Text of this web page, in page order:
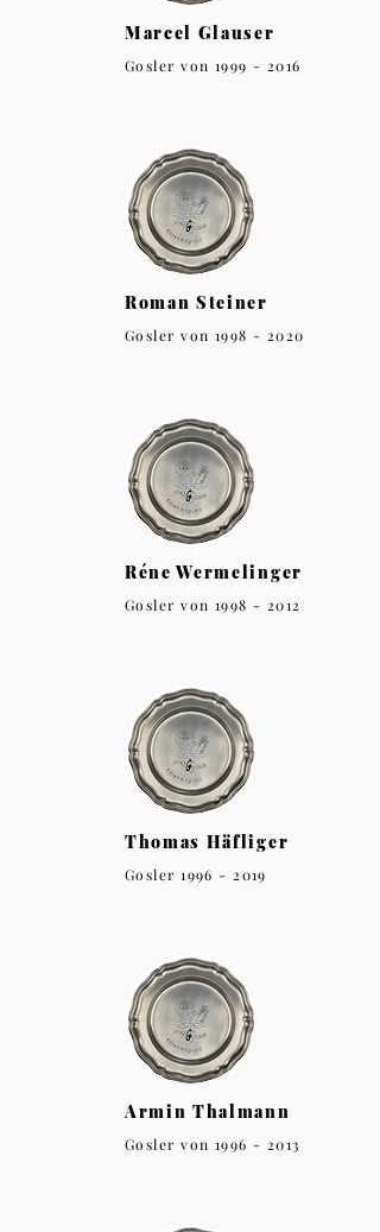
Marcel Glauser
Gosler von 1999 - 2016
Roman Steiner
Gosler von 1998 - 2020
Réne Wermelinger
Gosler von 1998 - 2012
Thomas Häfliger
Gosler1996 - 2019
Armin Thalmann
Gosler von 1996 - 2013